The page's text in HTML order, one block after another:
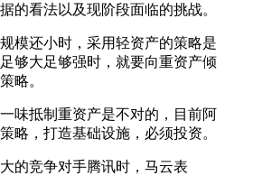
的看法以及现阶段面临的挑战。
还小时，采用轻资产的策略是
够大足够强时，就要向重资产倾
略。
抵制重资产是不对的，目前阿
略，打造基础设施，必须投资。
竞争对手腾讯时，马云表